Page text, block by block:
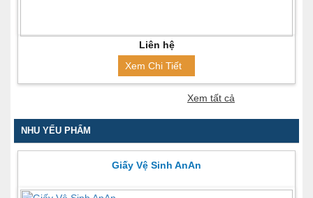
Liên hệ
Xem Chi Tiết
Xem tất cả
NHU YẾU PHẨM
Giấy Vệ Sinh AnAn